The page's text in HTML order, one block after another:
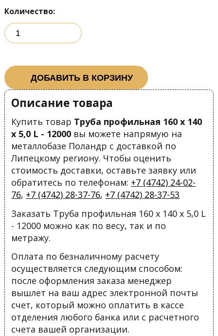
Количество:
ДОБАВИТЬ В КОРЗИНУ
Описание товара
Купить товар Труба профильная 160 х 140
х 5,0 L - 12000 вы можете напрямую на
металлобазе Поландр с доставкой по
Липецкому региону. Чтобы оценить
стоимость доставки, оставьте заявку или
обратитесь по телефонам: +7 (4742) 24-02-
76, +7 (4742) 28-37-76, +7 (4742) 28-37-53
Заказать Труба профильная 160 х 140 х 5,0 L
- 12000 можно как по весу, так и по
метражу.
Оплата по безналичному расчету
осуществляется следующим способом:
после оформления заказа менеджер
вышлет на ваш адрес электронной почты
счет, который можно оплатить в кассе
отделения любого банка или с расчетного
счета вашей организации.